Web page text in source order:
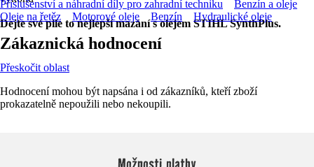
Dejte své pile to nejlepší mazání s olejem STIHL SynthPlus.
Příslušenství a náhradní díly pro zahradní techniku
Benzín a oleje
Oleje na řetěz
Motorové oleje Benzín Hydraulické oleje
Zákaznická hodnocení
Přeskočit oblast
Hodnocení mohou být napsána i od zákazníků, kteří zboží
prokazatelně nepoužili nebo nekoupili.